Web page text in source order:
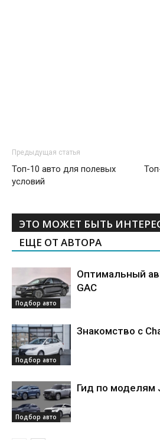
Предыдущая статья
Топ-10 авто для полевых
условий
ЭТО МОЖЕТ БЫТЬ
ЕЩЕ ОТ АВТОРА
Подбор авто
Оптимальный
GAC
Подбор авто
Знакомство с
Подбор авто
Гид по моделям